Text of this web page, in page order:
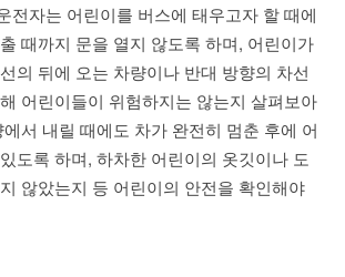
전자는 어린이를 버스에 태우고자 할 때에
때까지 문을 열지 않도록 하며, 어린이가
의 뒤에 오는 차량이나 반대 방향의 차선
어린이들이 위험하지는 않는지 살펴보아
서 내릴 때에도 차가 완전히 멈춘 후에 어
도록 하며, 하차한 어린이의 옷깃이나 도
않았는지 등 어린이의 안전을 확인해야